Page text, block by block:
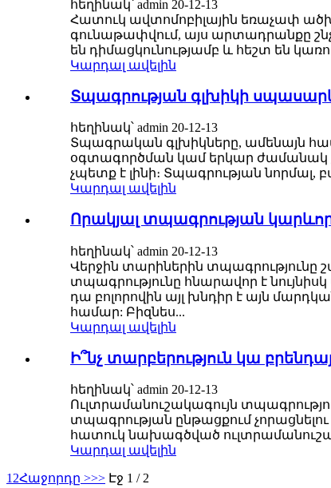
հեղինակ՝ admin 20-12-13
Հատուկ ավտոմոբիլային եռաչափ
գունաթափվում, այս արտադրանքը
են դիմացկունությամբ և հեշտ են
Կարդալ ավելին
Տպագրության գլխիկի
հեղինակ՝ admin 20-12-13
Տպագրական գլխիկները, ամենայն
օգտագործման կամ երկար ժամանակ
չպետք է լինի։ Տպագրության
Կարդալ ավելին
Որակյալ տպագրության
հեղինակ՝ admin 20-12-13
Վերջին տարիներին տպագրությունը
տպագրությունը հնարավոր է
դա բոլորովին այլ խնդիր է այն
համար: Բիզնես...
Կարդալ ավելին
Ի՞նչ տարբերություն կա
հեղինակ՝ admin 20-12-13
Ուլտրամանուշակագույն
տպագրության ընթացքում
հատուկ նախագծված
Կարդալ ավելին
1 2Հաջորդը >>> Էջ 1 / 2